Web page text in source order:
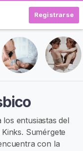
Registrarse
entusiastas del
Sumérgete
con la